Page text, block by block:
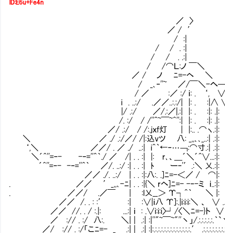
ID:E6u+Fe4n
／ 〉
／ / ′
/ :|
/ / . :|
/ / . .:|
/ /⌒Ｌ:ノ ￣＼
／ / ノ ﾆ=-ヘ ＼
/ _､‐''~ ／/￣＼-へ─￢冖¨¨
/ ／ :／ :/ ｉ: . ‘, ∨＿ -
i . ..:/ .／／..:.:/| |: . :|∧ ∨⌒て
|/ .:/ ／/.:／|.:| |: . :|: .|: ∨-
/. :/ / /''^~￣~^'':| |: .
／/ .:/ / /:.jｘf灯㍉ | |:.. .⌒
＼ ／ ./ .:/／/ /|:込vツ 八: _,,､､_..:|
‘,＼ ／／/ . ／ ./ ..:| i^｀←‐…￢:⌒寸.:| .:|: |
＼´^''=‐- -‐=''^｀./ ／ /| . . :| |: r､、＿´＼´^∨...:|: | i
´^''=‐- -‐=''^｀ ／/. ..:/ :| . . :| ﾄ ー‐'′.:＼ 乂.:|: |
／／ ./. ..:/ | . . :|:八:. .]ﾆ=-＜／ / ⌒|: | |＼ 〈
. ／／ ′_,,､-ﾆ| . . :|{＼ rヘ]ﾆ=- -‐-ミ ｉ..:|:
. ／／/ .／￣ | :l乂__＞ Υ┐^｀ ＼ |: | |:.八 ]
／／ /. . : :′ :| :∨|ｉ八 Υ]:.|i:i:i:＼ 、 ∨ .八|:
／／ //. . / :.|: ...:| ｉ : .∨i:i:i〉┘/〈＼ﾆ=-}ト ∨ | }|
／ :// . :/ 八:. ＼| | .:| :|''"~￣~"''丶」/.:.:.:.:.:.｀`
／/ :// . :/「こﾆ=- _ .:| | .:| :|:.:.:.:.:.:.:.:.:.:.:.:.:.′